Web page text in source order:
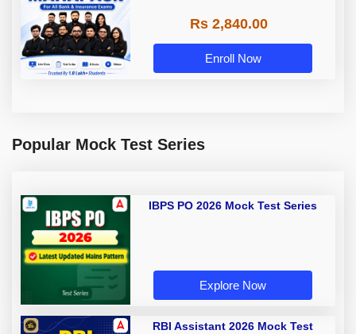
Rs 2,840.00
Enroll Now
Popular Mock Test Series
IBPS PO 2026 Mock Test Series
Explore Now
RBI Assistant 2026 Mock Test